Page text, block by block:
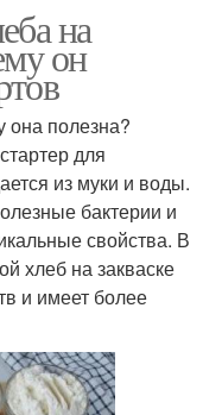
на
он
она полезна?
для
из муки и воды.
бактерии и
свойства. В
хлеб на закваске
и имеет более